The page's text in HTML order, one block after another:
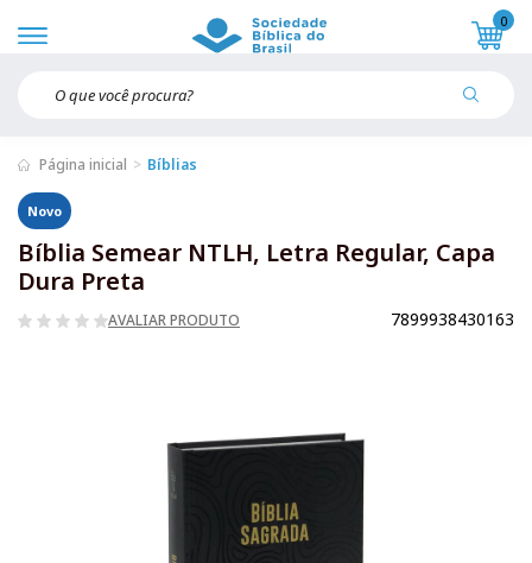
0
Página inicial Bíblias
Novo
Bíblia Semear NTLH, Letra Regular, Capa
Dura Preta
AVALIAR PRODUTO 7899938430163